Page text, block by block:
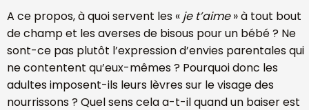
A ce propos, à quoi servent les « je t’aime» à tout bout
de champ et les averses de bisous pour un bébé ? Ne
sont-ce pas plutôt l’expression d’envies parentales qui
ne contentent qu’eux-mêmes ? Pourquoi donc les
adultes imposent-ils leurs lèvres sur le visage des
nourrissons ? Quel sens cela a-t-il quand un baiser est